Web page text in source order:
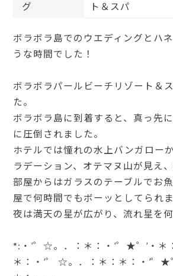
グ
ト＆スパ
ボラボラ島でのウエディングとハ
うな時間でした！
ボラボラパールビーチリゾート＆
た。
ボラボラ島に到着すると、真っ先
に圧倒されました。
ホテルでは憧れの水上バンガロー
ラデーション、オテマヌ山が見え
部屋からはガラスのテーブルでお
屋で何時間でもボーッとしてられま
夜は満天の星が広がり、流れ星を
*:・’゜☆。．：＊：・’゜★゜’・＊
＊：・’゜ ☆。．：＊：＊：・’゜★